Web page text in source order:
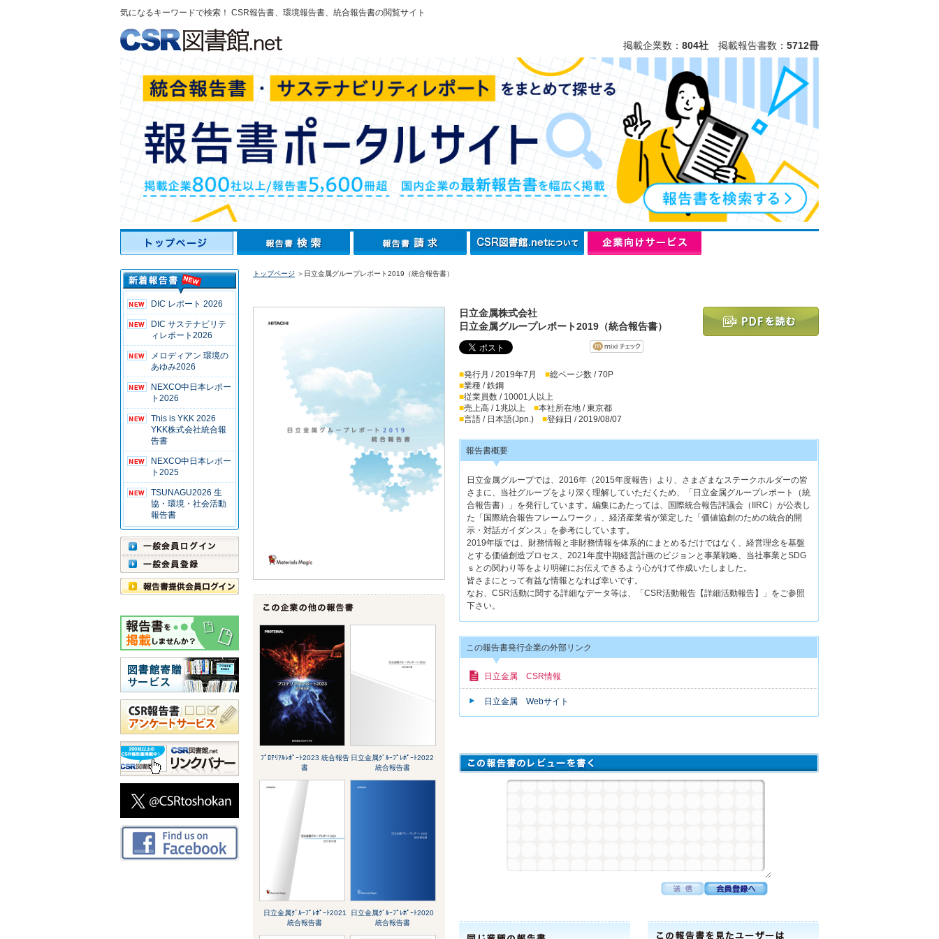
気になるキーワードで検索！ CSR報告書、環境報告書、統合報告書の閲覧サイト
掲載企業数： 804社 掲載報告書数： 5712冊
DIC レポート 2026
DIC サステナビリテ
ィレポート2026
メロディアン 環境の
あゆみ2026
NEXCO中日本レポー
ト2026
This is YKK 2026
YKK株式会社統合報
告書
NEXCO中日本レポー
ト2025
TSUNAGU2026 生
協・環境・社会活動
報告書
トップページ ＞日立金属グループレポート2019（統合報告書）
ﾌﾟﾛﾃﾘｱﾙﾚﾎﾟｰﾄ2023 統合報告
書
日立金属ｸﾞﾙｰﾌﾟﾚﾎﾟｰﾄ2022
統合報告書
日立金属ｸﾞﾙｰﾌﾟﾚﾎﾟｰﾄ2021
統合報告書
日立金属ｸﾞﾙｰﾌﾟﾚﾎﾟｰﾄ2020
統合報告書
日立金属株式会社
日立金属グループレポート2019（統合報告書）
■発行月 / 2019年7月 ■総ページ数 / 70P
■業種 / 鉄鋼
■従業員数 / 10001人以上
■売上高 / 1兆以上 ■本社所在地 / 東京都
■言語 / 日本語(Jpn.) ■登録日 / 2019/08/07
報告書概要
日立金属グループでは、2016年（2015年度報告）より、さまざまなステークホルダーの皆
さまに、当社グループをより深く理解していただくため、「日立金属グループレポート（統
合報告書）」を発行しています。編集にあたっては、国際統合報告評議会（IIRC）が公表し
た「国際統合報告フレームワーク」、経済産業省が策定した「価値協創のための統合的開
示・対話ガイダンス」を参考にしています。
2019年版では、財務情報と非財務情報を体系的にまとめるだけではなく、経営理念を基盤
とする価値創造プロセス、2021年度中期経営計画のビジョンと事業戦略、当社事業とSDG
ｓとの関わり等をより明確にお伝えできるよう心がけて作成いたしました。
皆さまにとって有益な情報となれば幸いです。
なお、CSR活動に関する詳細なデータ等は、「CSR活動報告【詳細活動報告】」をご参照
下さい。
この報告書発行企業の外部リンク
日立金属 CSR情報
日立金属 Webサイト